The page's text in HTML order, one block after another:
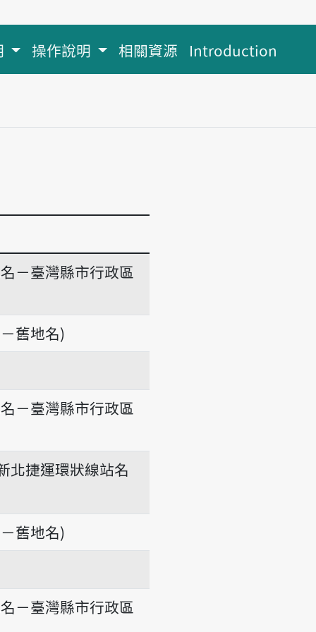
操作說明 相關資源 Introduction
－臺灣縣市行政區
舊地名)
－臺灣縣市行政區
北捷運環狀線站名
舊地名)
－臺灣縣市行政區